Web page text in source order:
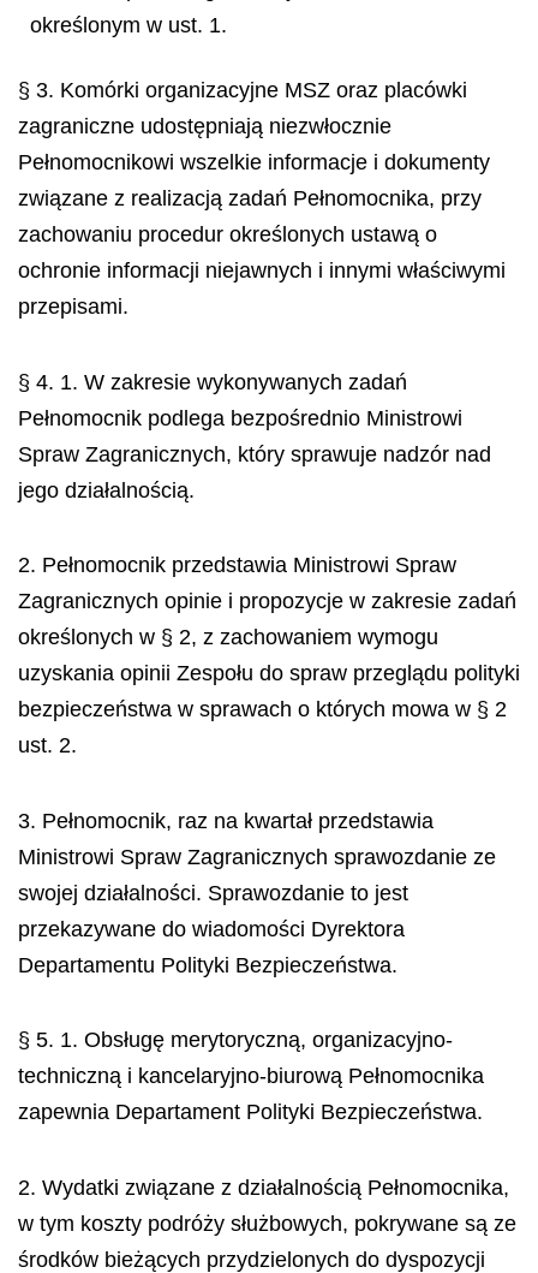
określonym w ust. 1.
§ 3. Komórki organizacyjne MSZ oraz placówki
zagraniczne udostępniają niezwłocznie
Pełnomocnikowi wszelkie informacje i dokumenty
związane z realizacją zadań Pełnomocnika, przy
zachowaniu procedur określonych ustawą o
ochronie informacji niejawnych i innymi właściwymi
przepisami.
§ 4. 1. W zakresie wykonywanych zadań
Pełnomocnik podlega bezpośrednio Ministrowi
Spraw Zagranicznych, który sprawuje nadzór nad
jego działalnością.
2. Pełnomocnik przedstawia Ministrowi Spraw
Zagranicznych opinie i propozycje w zakresie zadań
określonych w § 2, z zachowaniem wymogu
uzyskania opinii Zespołu do spraw przeglądu polityki
bezpieczeństwa w sprawach o których mowa w § 2
ust. 2.
3. Pełnomocnik, raz na kwartał przedstawia
Ministrowi Spraw Zagranicznych sprawozdanie ze
swojej działalności. Sprawozdanie to jest
przekazywane do wiadomości Dyrektora
Departamentu Polityki Bezpieczeństwa.
§ 5. 1. Obsługę merytoryczną, organizacyjno-
techniczną i kancelaryjno-biurową Pełnomocnika
zapewnia Departament Polityki Bezpieczeństwa.
2. Wydatki związane z działalnością Pełnomocnika,
w tym koszty podróży służbowych, pokrywane są ze
środków bieżących przydzielonych do dyspozycji